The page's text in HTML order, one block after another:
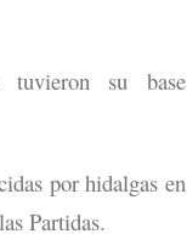
tuvieron su base
por hidalgas en
Partidas.